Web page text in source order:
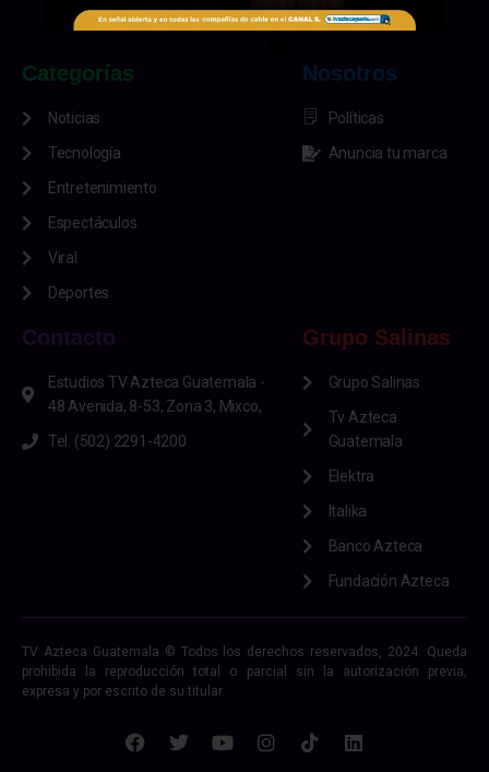
Categorías
Noticias
Tecnología
Entretenimiento
Espectáculos
Viral
Deportes
Nosotros
Políticas
Anuncia tu marca
Contacto
Estudios TV Azteca Guatemala -
48 Avenida, 8-53, Zona 3, Mixco,
Tel. (502) 2291-4200
Grupo Salinas
Grupo Salinas
Tv Azteca
Guatemala
Elektra
Italika
Banco Azteca
Fundación Azteca
TV Azteca Guatemala © Todos los derechos reservados, 2024. Queda
prohibida la reproducción total o parcial sin la autorización previa,
expresa y por escrito de su titular.